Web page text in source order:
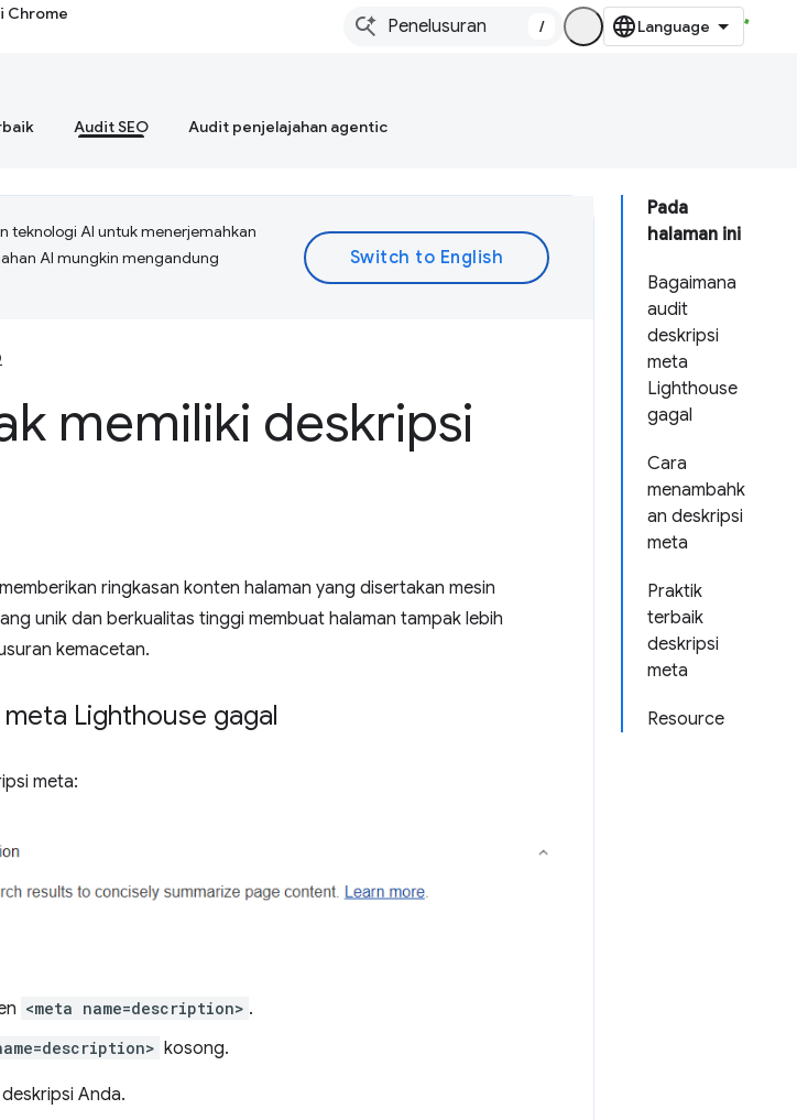
Chrome
/
Audit SEO Audit penjelajahan agentic
Pada
halaman ini
Bagaimana
audit
deskripsi
meta
Lighthouse
gagal
Cara
menambahk
an deskripsi
meta
Praktik
terbaik
deskripsi
meta
Resource
teknologi AI untuk menerjemahkan
AI mungkin mengandung
memiliki deskripsi
memberikan ringkasan konten halaman yang disertakan mesin
unik dan berkualitas tinggi membuat halaman tampak lebih
kemacetan.
Lighthouse gagal
meta:
<meta name=description> .
kosong.
Anda.